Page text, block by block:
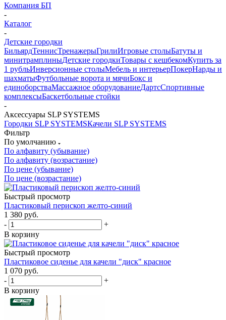
Компания БП
-
Каталог
-
Детские городки
БильярдТеннисТренажерыГрилиИгровые столыБатуты и
минитрамплиныДетские городкиТовары с кешбекомКупить за
1 рубльИнверсионные столыМебель и интерьерПокерНарды и
шахматыФутбольные ворота и мячиБокс и
единоборстваМассажное оборудованиеДартсСпортивные
комплексыБаскетбольные стойки
-
Аксессуары SLP SYSTEMS
Городки SLP SYSTEMSКачели SLP SYSTEMS
Фильтр
По умолчанию
По алфавиту (убывание)
По алфавиту (возрастание)
По цене (убывание)
По цене (возрастание)
Быстрый просмотр
Пластиковый перископ желто-синий
1 380 руб.
-
+
В корзину
Быстрый просмотр
Пластиковое сиденье для качели "диск" красное
1 070 руб.
-
+
В корзину